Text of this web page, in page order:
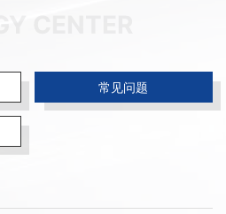
CENTER
常见问题